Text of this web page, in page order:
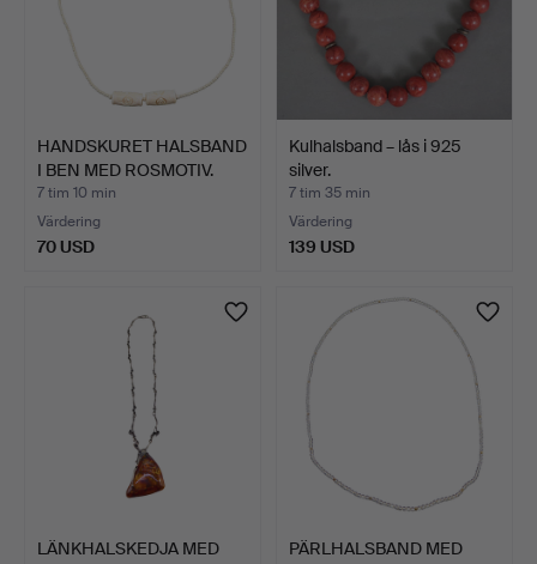
HANDSKURET HALSBAND
I BEN MED ROSMOTIV.
7 tim 10 min
Värdering
70 USD
Kulhalsband – lås i 925
silver.
7 tim 35 min
Värdering
139 USD
LÄNKHALSKEDJA MED
PÄRLHALSBAND MED